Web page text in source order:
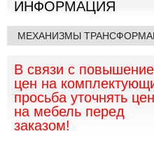
ИНФОРМАЦИЯ
МЕХАНИЗМЫ
В связи с
цен на
просьба уточнять
на мебель перед
заказом!